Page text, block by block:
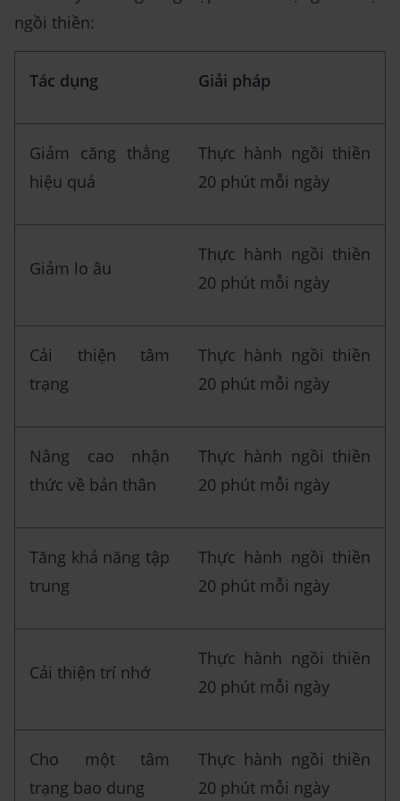
ngồi thiền:
Tác dụng Giải pháp
Giảm căng thẳng
hiệu quả
Thực hành ngồi thiền
20 phút mỗi ngày
Giảm lo âu
Thực hành ngồi thiền
20 phút mỗi ngày
Cải thiện tâm
trạng
Thực hành ngồi thiền
20 phút mỗi ngày
Nâng cao nhận
thức về bản thân
Thực hành ngồi thiền
20 phút mỗi ngày
Tăng khả năng tập
trung
Thực hành ngồi thiền
20 phút mỗi ngày
Cải thiện trí nhớ
Thực hành ngồi thiền
20 phút mỗi ngày
Cho một tâm
trạng bao dung
Thực hành ngồi thiền
20 phút mỗi ngày